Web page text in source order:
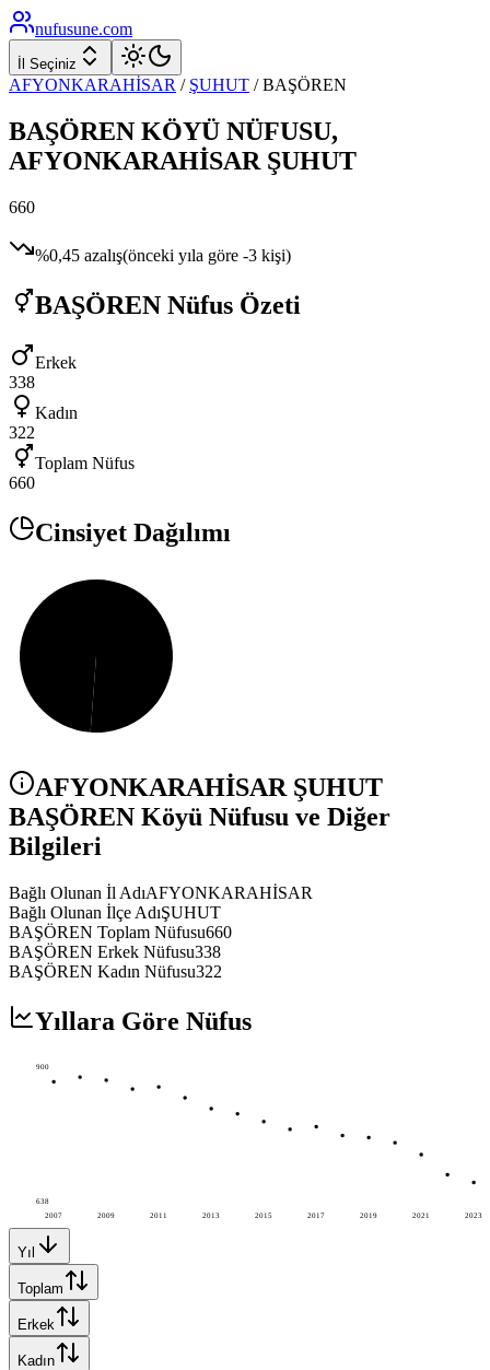
nufusune.com
İl Seçiniz
AFYONKARAHİSAR / ŞUHUT /BAŞÖREN
BAŞÖREN KÖYÜ NÜFUSU,
AFYONKARAHİSAR ŞUHUT
660
%0,45 azalış(önceki yıla göre -3 kişi)
BAŞÖREN Nüfus Özeti
Erkek
338
Kadın
322
Toplam Nüfus
660
Cinsiyet Dağılımı
AFYONKARAHİSAR ŞUHUT
BAŞÖREN Köyü Nüfusu ve Diğer
Bilgileri
Bağlı Olunan İl AdıAFYONKARAHİSAR
Bağlı Olunan İlçe AdıŞUHUT
BAŞÖREN Toplam Nüfusu660
BAŞÖREN Erkek Nüfusu338
BAŞÖREN Kadın Nüfusu322
Yıllara Göre Nüfus
2007 2009 2011 2013 2015 2017 2019 2021 2023
900
638
Yıl
Toplam
Erkek
Kadın